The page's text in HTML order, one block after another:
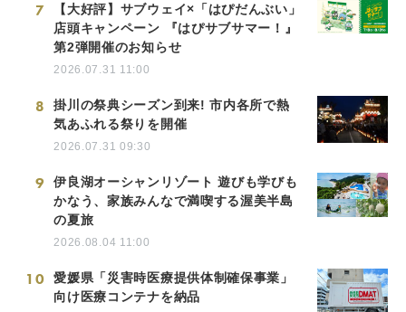
7
【大好評】サブウェイ×「はぴだんぶい」
店頭キャンペーン 『はぴサブサマー！』
第2弾開催のお知らせ
2026.07.31 11:00
8
掛川の祭典シーズン到来! 市内各所で熱
気あふれる祭りを開催
2026.07.31 09:30
9
伊良湖オーシャンリゾート 遊びも学びも
かなう、家族みんなで満喫する渥美半島
の夏旅
2026.08.04 11:00
10
愛媛県「災害時医療提供体制確保事業」
向け医療コンテナを納品